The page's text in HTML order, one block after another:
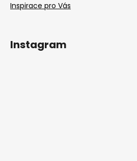
Inspirace pro Vás
Instagram